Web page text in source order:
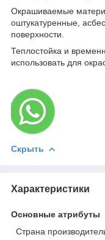
Окрашиваемые
оштукатуренные,
поверхности.
Теплостойка и
использовать для
Скрыть
Характеристики
Основные атрибуты
Страна